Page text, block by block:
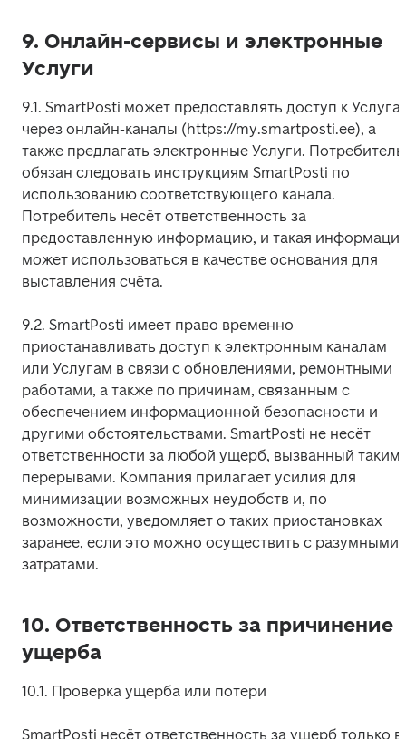
9. Онлайн-сервисы и электронные
Услуги
9.1. SmartPosti может предоставлять доступ к
через онлайн-каналы (https://my.smartposti.ee), а
также предлагать электронные Услуги. Потребитель
обязан следовать инструкциям SmartPosti по
использованию соответствующего канала.
Потребитель несёт ответственность за
предоставленную информацию, и такая
может использоваться в качестве основания для
выставления счёта.
9.2. SmartPosti имеет право временно
приостанавливать доступ к электронным каналам
или Услугам в связи с обновлениями, ремонтными
работами, а также по причинам, связанным с
обеспечением информационной безопасности и
другими обстоятельствами. SmartPosti не несёт
ответственности за любой ущерб, вызванный
перерывами. Компания прилагает усилия для
минимизации возможных неудобств и, по
возможности, уведомляет о таких приостановках
заранее, если это можно осуществить с разумными
затратами.
10. Ответственность за причинение
ущерба
10.1. Проверка ущерба или потери
SmartPosti несёт ответственность за ущерб только в